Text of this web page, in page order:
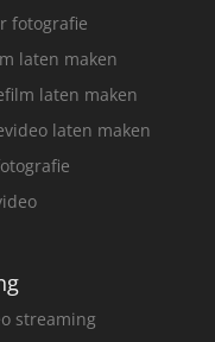
fotografie
laten maken
laten maken
laten maken
streaming